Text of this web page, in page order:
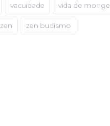
vacuidade vida de monge
zen zen budismo